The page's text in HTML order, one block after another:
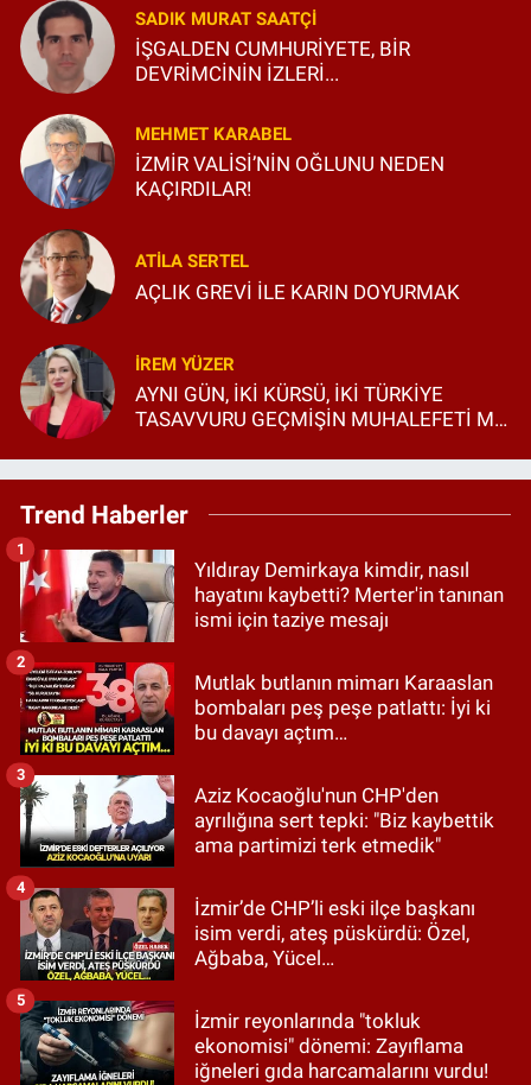
SADIK MURAT SAATÇI
İŞGALDEN CUMHURİYETE, BİR
DEVRİMCİNİN İZLERİ...
MEHMET KARABEL
İZMİR VALİSİ’NİN OĞLUNU NEDEN
KAÇIRDILAR!
ATILA SERTEL
AÇLIK GREVİ İLE KARIN DOYURMAK
İREM YÜZER
AYNI GÜN, İKİ KÜRSÜ, İKİ TÜRKİYE
TASAVVURU GEÇMİŞİN MUHALEFETİ Mİ,
Trend Haberler
Yıldıray Demirkaya kimdir, nasıl
hayatını kaybetti? Merter'in tanınan
ismi için taziye mesajı
1
Mutlak butlanın mimarı Karaaslan
bombaları peş peşe patlattı: İyi ki
bu davayı açtım…
2
Aziz Kocaoğlu'nun CHP'den
ayrılığına sert tepki: "Biz kaybettik
ama partimizi terk etmedik"
3
İzmir’de CHP’li eski ilçe başkanı
isim verdi, ateş püskürdü: Özel,
Ağbaba, Yücel…
4
İzmir reyonlarında "tokluk
ekonomisi" dönemi: Zayıflama
iğneleri gıda harcamalarını vurdu!
5